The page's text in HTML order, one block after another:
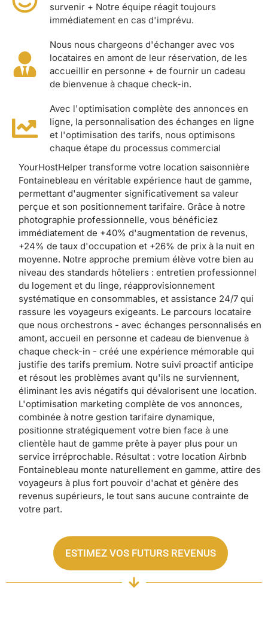
survenir + Notre équipe réagit toujours
immédiatement en cas d'imprévu.
Nous nous chargeons d'échanger avec vos
locataires en amont de leur réservation, de les
accueillir en personne + de fournir un cadeau
de bienvenue à chaque check-in.
Avec l'optimisation complète des annonces en
ligne, la personnalisation des échanges en ligne
et l'optimisation des tarifs, nous optimisons
chaque étape du processus commercial
YourHostHelper transforme votre location saisonnière
Fontainebleau en véritable expérience haut de gamme,
permettant d'augmenter significativement sa valeur
perçue et son positionnement tarifaire. Grâce à notre
photographie professionnelle, vous bénéficiez
immédiatement de +40% d'augmentation de revenus,
+24% de taux d'occupation et +26% de prix à la nuit en
moyenne. Notre approche premium élève votre bien au
niveau des standards hôteliers : entretien professionnel
du logement et du linge, réapprovisionnement
systématique en consommables, et assistance 24/7 qui
rassure les voyageurs exigeants. Le parcours locataire
que nous orchestrons - avec échanges personnalisés en
amont, accueil en personne et cadeau de bienvenue à
chaque check-in - créé une expérience mémorable qui
justifie des tarifs premium. Notre suivi proactif anticipe
et résout les problèmes avant qu'ils ne surviennent,
éliminant les avis négatifs qui dévalorisent une location.
L'optimisation marketing complète de vos annonces,
combinée à notre gestion tarifaire dynamique,
positionne stratégiquement votre bien face à une
clientèle haut de gamme prête à payer plus pour un
service irréprochable. Résultat : votre location Airbnb
Fontainebleau monte naturellement en gamme, attire des
voyageurs à plus fort pouvoir d'achat et génère des
revenus supérieurs, le tout sans aucune contrainte de
votre part.
ESTIMEZ VOS FUTURS REVENUS